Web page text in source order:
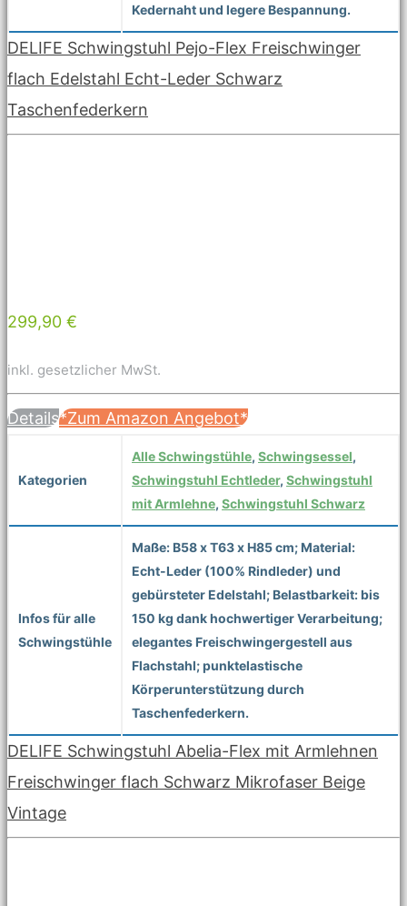
Kedernaht und legere Bespannung.
DELIFE Schwingstuhl Pejo-Flex Freischwinger
flach Edelstahl Echt-Leder Schwarz
Taschenfederkern
299,90 €
inkl. gesetzlicher MwSt.
Details*Zum Amazon Angebot*
Kategorien
Alle Schwingstühle, Schwingsessel,
Schwingstuhl Echtleder, Schwingstuhl
mit Armlehne, Schwingstuhl Schwarz
Infos für alle
Schwingstühle
Maße: B58 x T63 x H85 cm; Material:
Echt-Leder (100% Rindleder) und
gebürsteter Edelstahl; Belastbarkeit: bis
150 kg dank hochwertiger Verarbeitung;
elegantes Freischwingergestell aus
Flachstahl; punktelastische
Körperunterstützung durch
Taschenfederkern.
DELIFE Schwingstuhl Abelia-Flex mit Armlehnen
Freischwinger flach Schwarz Mikrofaser Beige
Vintage